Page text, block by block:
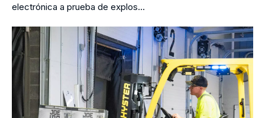
electrónica a prueba de explos...